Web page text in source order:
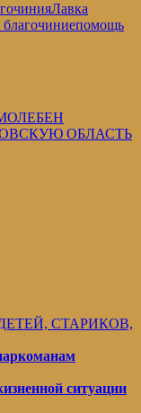
Лавка
помощь
ОБЛАСТЬ
СТАРИКОВ,
ситуации